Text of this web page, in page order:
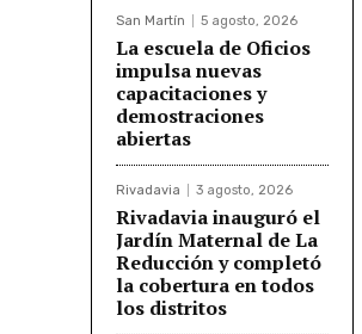
San Martín 5 agosto, 2026
La escuela de Oficios
impulsa nuevas
capacitaciones y
demostraciones
abiertas
Rivadavia 3 agosto, 2026
Rivadavia inauguró el
Jardín Maternal de La
Reducción y completó
la cobertura en todos
los distritos